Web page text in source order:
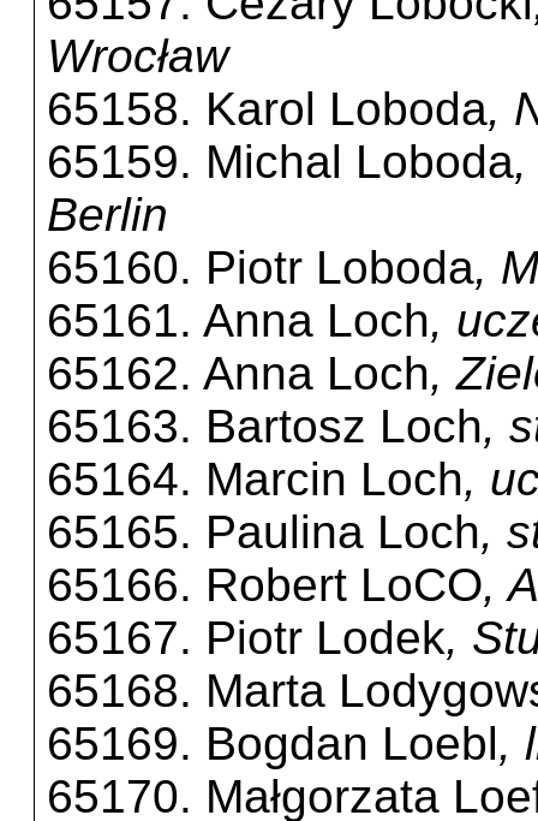
Wrocław
65158. Karol Loboda,
65159. Michal Loboda
Berlin
65160. Piotr Loboda,
65161. Anna Loch,
65162. Anna Loch,
65163. Bartosz Loch,
65164. Marcin Loch,
65165. Paulina Loch,
65166. Robert LoCO,
65167. Piotr Lodek,
65168. Marta
65169. Bogdan Loebl,
65170. Małgorzata